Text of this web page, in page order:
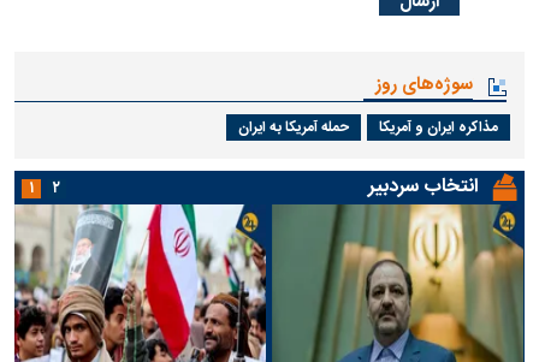
سوژه‌های روز
مذاکره ایران و آمریکا حمله آمریکا به ایران
انتخاب سردبیر ۱ ۲